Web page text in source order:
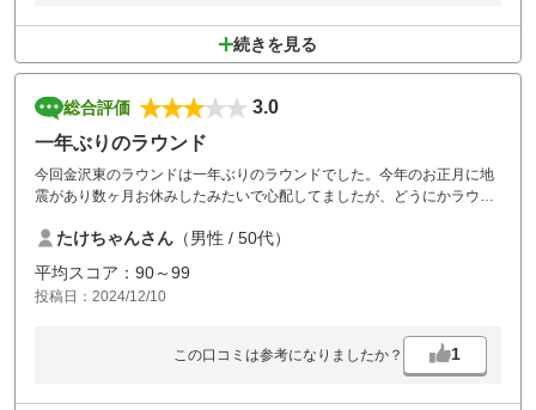
続きを見る
総合評価
3.0
一年ぶりのラウンド
今回金沢東のラウンドは一年ぶりのラウンドでした。今年のお正月に地
震があり数ヶ月お休みしたみたいで心配してましたが、どうにかラウン
くてびっくりしました。また機会があればよろしくお願いします。
たけちゃんさん （男性 / 50代）
平均スコア：90～99
投稿日：2024/12/10
この口コミは参考になりましたか？ 1